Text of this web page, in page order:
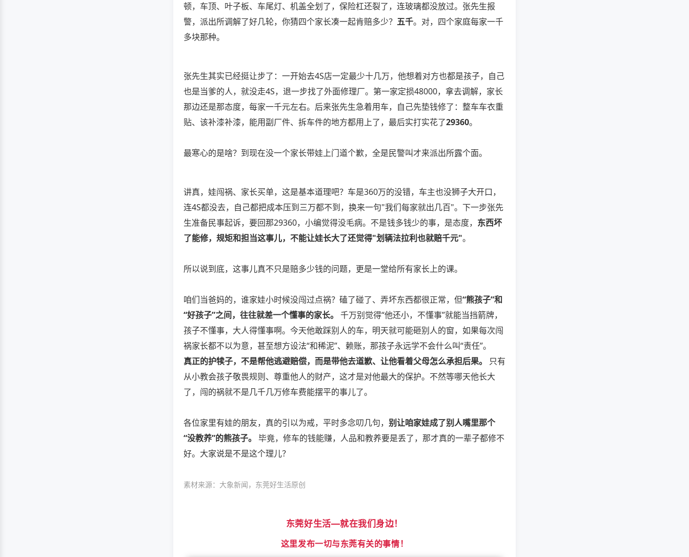
顿，车顶、叶子板、车尾灯、机盖全划了，保险杠还裂了，连玻璃都没放过。张先生报
警，派出所调解了好几轮，你猜四个家长凑一起肯赔多少？ 五千。对，四个家庭每家一千
多块那种。
张先生其实已经挺让步了：一开始去4S店一定最少十几万，他想着对方也都是孩子，自己
也是当爹的人，就没走4S，退一步找了外面修理厂。第一家定损48000，拿去调解，家长
那边还是那态度，每家一千元左右。后来张先生急着用车，自己先垫钱修了：整车车衣重
贴、该补漆补漆，能用副厂件、拆车件的地方都用上了，最后实打实花了29360。
最寒心的是啥？到现在没一个家长带娃上门道个歉，全是民警叫才来派出所露个面。
讲真，娃闯祸、家长买单，这是基本道理吧？车是360万的没错，车主也没狮子大开口，
连4S都没去，自己都把成本压到三万都不到，换来一句"我们每家就出几百"。下一步张先
生准备民事起诉，要回那29360，小编觉得没毛病。不是钱多钱少的事，是态度， 东西坏
了能修，规矩和担当这事儿，不能让娃长大了还觉得"划辆法拉利也就赔千元"。
所以说到底，这事儿真不只是赔多少钱的问题，更是一堂给所有家长上的课。
咱们当爸妈的，谁家娃小时候没闯过点祸？磕了碰了、弄坏东西都很正常，但“熊孩子”和
“好孩子”之间，往往就差一个懂事的家长。 千万别觉得“他还小，不懂事”就能当挡箭牌，
孩子不懂事，大人得懂事啊。今天他敢踩别人的车，明天就可能砸别人的窗，如果每次闯
祸家长都不以为意，甚至想方设法“和稀泥”、赖账，那孩子永远学不会什么叫“责任”。
真正的护犊子，不是帮他逃避赔偿，而是带他去道歉、让他看着父母怎么承担后果。
只有
从小教会孩子敬畏规则、尊重他人的财产，这才是对他最大的保护。不然等哪天他长大
了，闯的祸就不是几千几万修车费能摆平的事儿了。
各位家里有娃的朋友，真的引以为戒，平时多念叨几句， 别让咱家娃成了别人嘴里那个
“没教养”的熊孩子。 毕竟，修车的钱能赚，人品和教养要是丢了，那才真的一辈子都修不
好。大家说是不是这个理儿？
素材来源：大象新闻，东莞好生活原创
东莞好生活—就在我们身边！
这里发布一切与东莞有关的事情！